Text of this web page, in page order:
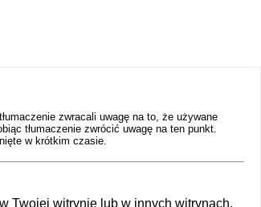
zwracali uwagę na to, że używane
tłumaczenie zwrócić uwagę na ten punkt.
w krótkim czasie.
Twojej witrynie lub w innych witrynach.